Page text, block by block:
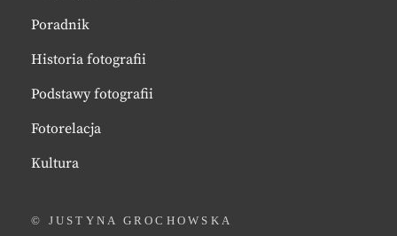
Poradnik
Historia fotografii
Podstawy fotografii
Fotorelacja
Kultura
© JUSTYNA GROCHOWSKA